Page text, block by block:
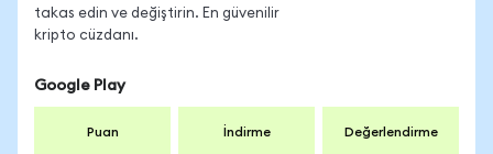
takas edin ve değiştirin. En güvenilir
kripto cüzdanı.
Google Play
Puan İndirme Değerlendirme